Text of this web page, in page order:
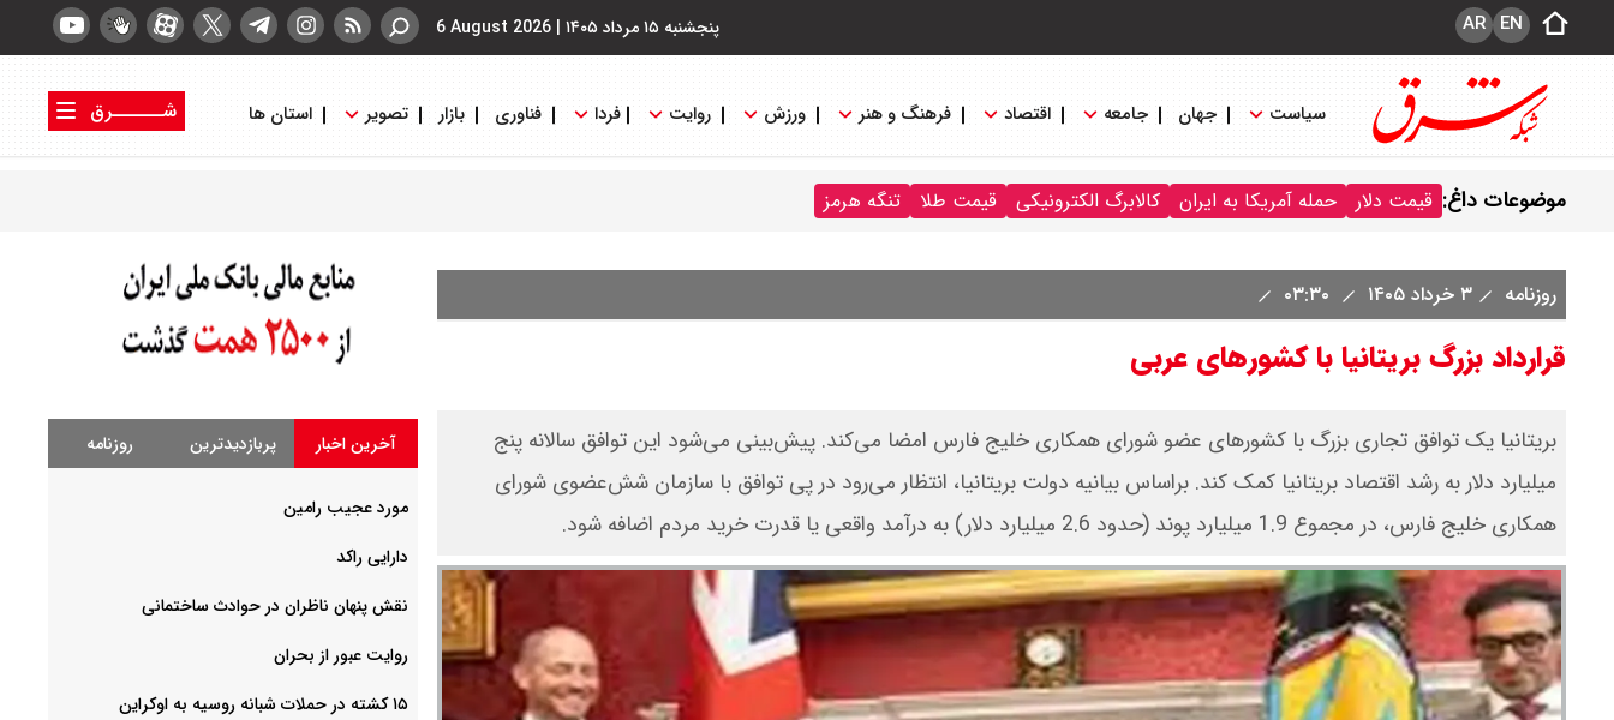
پنجشنبه ۱۵ مرداد ۱۴۰۵ |
6 August 2026 EN
AR
سیاست جهان جامعه اقتصاد فرهنگ و هنر ورزش روایت فردا فناوری بازار تصویر استان ها
شــــــرق
موضوعات داغ: قیمت دلار حمله آمریکا به ایران کالابرگ الکترونیکی قیمت طلا تنگه هرمز
روزنامه ۳ خرداد ۱۴۰۵
قرارداد بزرگ بریتانیا با کشورهای عربی
بریتانیا یک توافق تجاری بزرگ با کشورهای عضو شورای همکاری خلیج فارس امضا می‌کند. پیش‌بینی می‌شود این توافق سالانه پنج
میلیارد دلار به رشد اقتصاد بریتانیا کمک کند. براساس بیانیه دولت بریتانیا، انتظار می‌رود در پی توافق با سازمان شش‌‌عضوی شورای
همکاری خلیج فارس، در مجموع 1.9 میلیارد پوند (حدود 2.6 میلیارد دلار) به درآمد واقعی یا قدرت خرید مردم اضافه شود.
آخرین اخبار پربازدیدترین روزنامه
مورد عجیب رامین
دارایی راکد
نقش پنهان ناظران در حوادث ساختمانی
روایت عبور از بحران
۱۵ کشته در حملات شبانه روسیه به اوکراین